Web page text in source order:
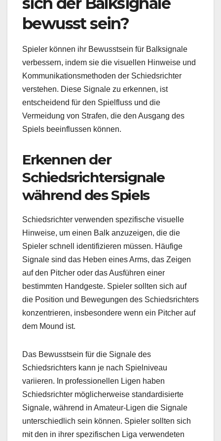
bewusst sein?
Spieler können ihr Bewusstsein für Balksignale
verbessern, indem sie die visuellen Hinweise und
Kommunikationsmethoden der Schiedsrichter
verstehen. Diese Signale zu erkennen, ist
entscheidend für den Spielfluss und die
Vermeidung von Strafen, die den Ausgang des
Spiels beeinflussen können.
Erkennen der
Schiedsrichtersignale
während des Spiels
Schiedsrichter verwenden spezifische visuelle
Hinweise, um einen Balk anzuzeigen, die die
Spieler schnell identifizieren müssen. Häufige
Signale sind das Heben eines Arms, das Zeigen
auf den Pitcher oder das Ausführen einer
bestimmten Handgeste. Spieler sollten sich auf
die Position und Bewegungen des Schiedsrichters
konzentrieren, insbesondere wenn ein Pitcher auf
dem Mound ist.
Das Bewusstsein für die Signale des
Schiedsrichters kann je nach Spielniveau
variieren. In professionellen Ligen haben
Schiedsrichter möglicherweise standardisierte
Signale, während in Amateur-Ligen die Signale
unterschiedlich sein können. Spieler sollten sich
mit den in ihrer spezifischen Liga verwendeten